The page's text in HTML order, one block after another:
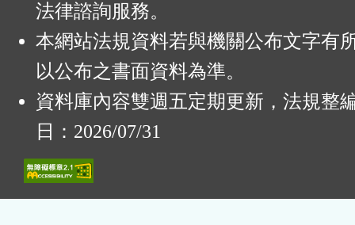
法律諮詢服務。
本網站法規資料若與機關公布文字有
以公布之書面資料為準。
資料庫內容雙週五定期更新，法規整
日：2026/07/31